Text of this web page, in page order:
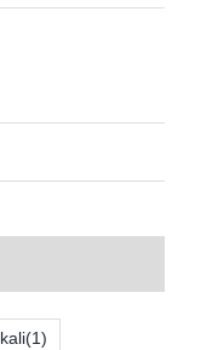
kali(1)